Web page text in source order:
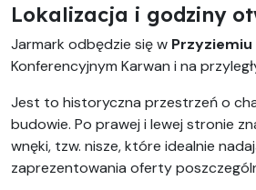
Lokalizacja i godziny
Jarmark odbędzie się w Przyziemiu
Konferencyjnym Karwan i na
Jest to historyczna przestrzeń o
budowie. Po prawej i lewej stronie
wnęki, tzw. nisze, które idealnie
zaprezentowania oferty